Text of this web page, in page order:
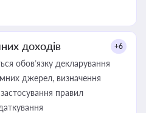
доходів +6
обов’язку декларування
джерел, визначення
правил